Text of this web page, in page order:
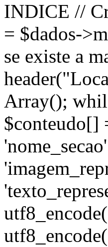
INDICE //
= $dados-
se existe a
Array();
$conteudo[]